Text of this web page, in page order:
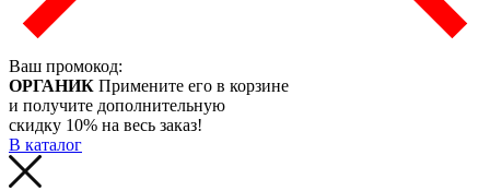
Ваш промокод:
ОРГАНИК Примените его в корзине
и получите дополнительную
скидку 10% на весь заказ!
В каталог